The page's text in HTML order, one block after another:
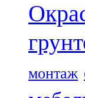
монтаж